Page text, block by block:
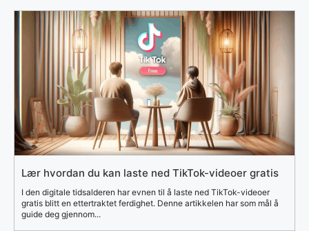
Lær hvordan du kan laste ned TikTok-videoer gratis
I den digitale tidsalderen har evnen til å laste ned TikTok-videoer
gratis blitt en ettertraktet ferdighet. Denne artikkelen har som mål å
guide deg gjennom...